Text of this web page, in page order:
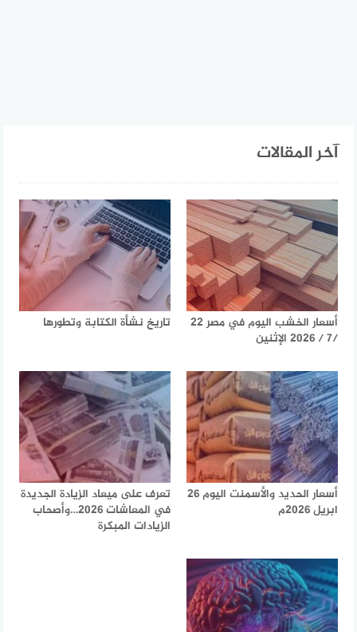
آخر المقالات
أسعار الخشب اليوم في مصر 22
/7 / 2026 الإثنين
تاريخ نشأة الكتابة وتطورها
أسعار الحديد والأسمنت اليوم 26
ابريل 2026م
تعرف على ميعاد الزيادة الجديدة
في المعاشات 2026…وأصحاب
الزيادات المبكرة